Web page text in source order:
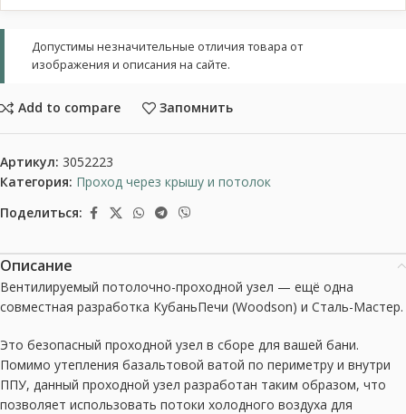
Допустимы незначительные отличия товара от
изображения и описания на сайте.
Add to compare Запомнить
Артикул: 3052223
Категория: Проход через крышу и потолок
Поделиться:
Описание
Вентилируемый потолочно-проходной узел — ещё одна
совместная разработка КубаньПечи (Woodson) и Сталь-Мастер.
Это безопасный проходной узел в сборе для вашей бани.
Помимо утепления базальтовой ватой по периметру и внутри
ППУ, данный проходной узел разработан таким образом, что
позволяет использовать потоки холодного воздуха для